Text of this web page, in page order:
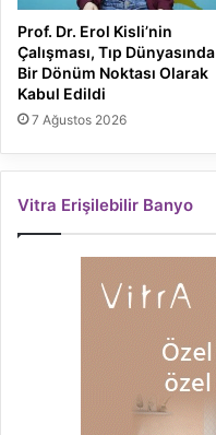
Prof. Dr. Erol Kisli’nin
Çalışması, Tıp Dünyasında
Bir Dönüm Noktası Olarak
Kabul Edildi
7 Ağustos 2026
Vitra Erişilebilir Banyo